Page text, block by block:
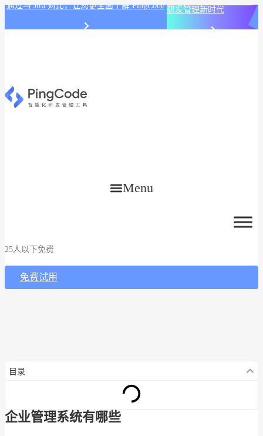
通过与 Jira 对比，让您更全面了解 PingCode 研发管理新时代
Menu
25人以下免费
免费试用
目录
企业管理系统有哪些